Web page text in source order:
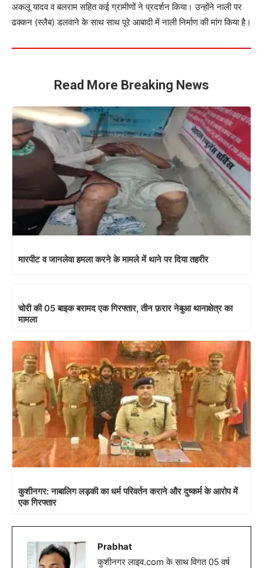
अकलू यादव व बलराम सहित कई ग्रामीणों ने प्रदर्शन किया। उन्होंने नाली पर
ढक्कन (स्लैब) डलवाने के साथ साथ पूरे आबादी में नाली निर्माण की मांग किया है।
Read More Breaking News
मारपीट व जानलेवा हमला करने के मामले में थाने पर दिया तहरीर
चोरी की 05 बाइक बरामद एक गिरफ्तार, तीन फ़रार नेबुआ थानाक्षेत्र का
मामला
कुशीनगर: नाबालिग लड़की का धर्म परिवर्तन कराने और दुष्कर्म के आरोप में
एक गिरफ्तार
Prabhat
कुशीनगर लाइव.com के साथ विगत 05 वर्ष